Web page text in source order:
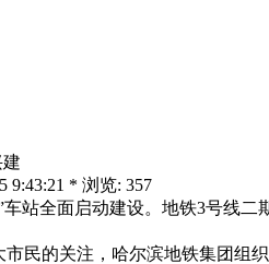
9:43:21 * 浏览: 357
全面启动建设。地铁3号线
的关注，哈尔滨地铁集团组